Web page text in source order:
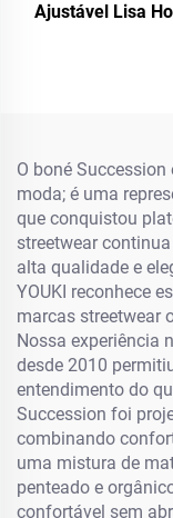
Ajustável Lisa
O boné
moda; é uma
que conquistou
streetwear
alta qualidade e
YOUKI reconhece
marcas streetwear
Nossa experiência
desde 2010
entendimento do
Succession foi
combinando
uma mistura de
penteado e
confortável sem